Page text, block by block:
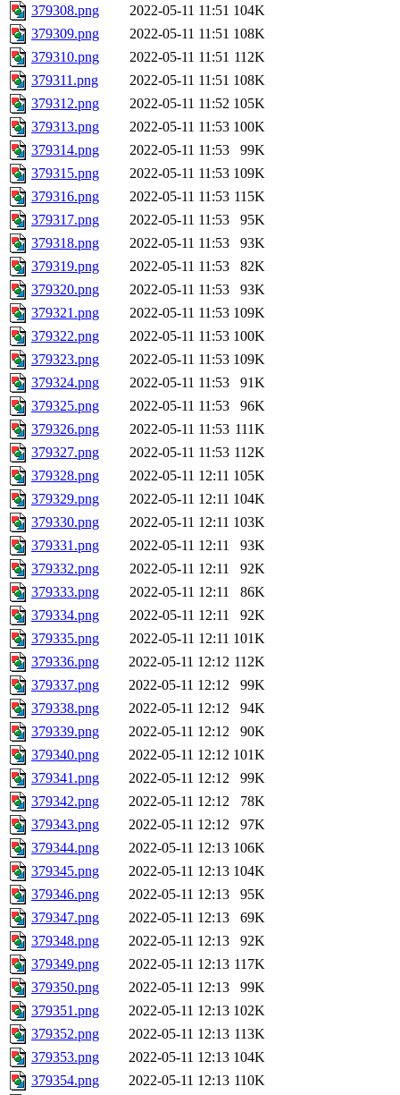
379308.png
2022-05-11 11:51 104K
379309.png
2022-05-11 11:51 108K
379310.png
2022-05-11 11:51 112K
379311.png
2022-05-11 11:51 108K
379312.png
2022-05-11 11:52 105K
379313.png
2022-05-11 11:53 100K
379314.png
2022-05-11 11:53
99K
379315.png
2022-05-11 11:53 109K
379316.png
2022-05-11 11:53 115K
379317.png
2022-05-11 11:53
95K
379318.png
2022-05-11 11:53
93K
379319.png
2022-05-11 11:53
82K
379320.png
2022-05-11 11:53
93K
379321.png
2022-05-11 11:53 109K
379322.png
2022-05-11 11:53 100K
379323.png
2022-05-11 11:53 109K
379324.png
2022-05-11 11:53
91K
379325.png
2022-05-11 11:53
96K
379326.png
2022-05-11 11:53 111K
379327.png
2022-05-11 11:53 112K
379328.png
2022-05-11 12:11 105K
379329.png
2022-05-11 12:11 104K
379330.png
2022-05-11 12:11 103K
379331.png
2022-05-11 12:11
93K
379332.png
2022-05-11 12:11
92K
379333.png
2022-05-11 12:11
86K
379334.png
2022-05-11 12:11
92K
379335.png
2022-05-11 12:11 101K
379336.png
2022-05-11 12:12 112K
379337.png
2022-05-11 12:12
99K
379338.png
2022-05-11 12:12
94K
379339.png
2022-05-11 12:12
90K
379340.png
2022-05-11 12:12 101K
379341.png
2022-05-11 12:12
99K
379342.png
2022-05-11 12:12
78K
379343.png
2022-05-11 12:12
97K
379344.png
2022-05-11 12:13 106K
379345.png
2022-05-11 12:13 104K
379346.png
2022-05-11 12:13
95K
379347.png
2022-05-11 12:13
69K
379348.png
2022-05-11 12:13
92K
379349.png
2022-05-11 12:13 117K
379350.png
2022-05-11 12:13
99K
379351.png
2022-05-11 12:13 102K
379352.png
2022-05-11 12:13 113K
379353.png
2022-05-11 12:13 104K
379354.png
2022-05-11 12:13 110K